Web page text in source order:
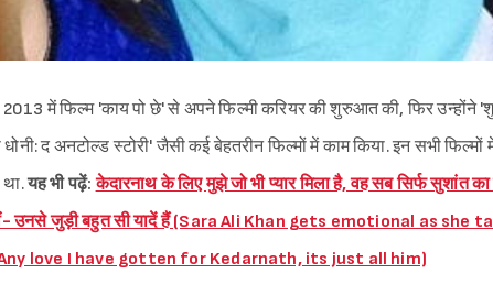
2013 में फिल्म 'काय पो छे' से अपने फिल्मी करियर की शुरुआत की, फिर उन्होंने
द अनटोल्ड स्टोरी' जैसी कई बेहतरीन फिल्मों में काम किया. इन सभी फिल्मों
था.यह भी पढ़ें:केदारनाथ के लिए मुझे जो भी प्यार मिला है, वह सब सिर्फ सुशांत
उनसे जुड़ी बहुत सी यादें हैं (Sara Ali Khan gets emotional as she
love I have gotten for Kedarnath, its just all him)